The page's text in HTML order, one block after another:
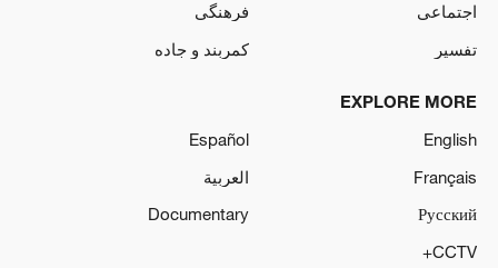
اجتماعی
فرهنگی
تفسیر
کمربند و جاده
EXPLORE MORE
English
Español
Français
العربية
Русский
Documentary
CCTV+